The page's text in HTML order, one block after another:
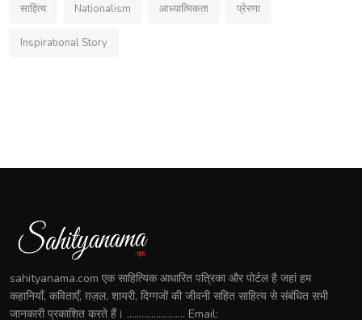
साहित्य Nationalism आध्यात्मिकता प्रेरणा
Inspirational Story
sahityanama.com एक साहित्यिक आधारित पत्रिका और पोर्टल है जहां हम
कहानियाँ, कविताएँ, ग़ज़ल, शायरी, दिग्गजों की जीवनी सहित साहित्य से संबंधित सभी
जानकारी प्रकाशित करते हैं। ........................ Email: